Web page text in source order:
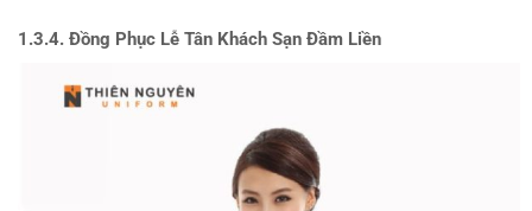
1.3.4. Đồng Phục Lễ Tân Khách Sạn Đầm Liền